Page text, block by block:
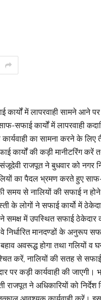
कार्यों में लापरवाही सामने आने
कार्यों में लापरवाही
का सामना करने के लिए
कार्यों की कड़ी मानीटरिंग करें
संजूदेवी राजपूत ने बुधवार को नगर
का पैदल भ्रमण करते हुए
समय से नालियों की सफाई न
के लोगों ने सफाई कार्यो में ठेकेदार
ने समक्ष में उपस्थित सफाई
मानदण्डों के अनुरूप
अवरूद्ध होगा तथा गलियों व
करें, नालियों की सतह से
पर कड़ी कार्यवाही की जाएगी।
ने अधिकारियों को निर्देश